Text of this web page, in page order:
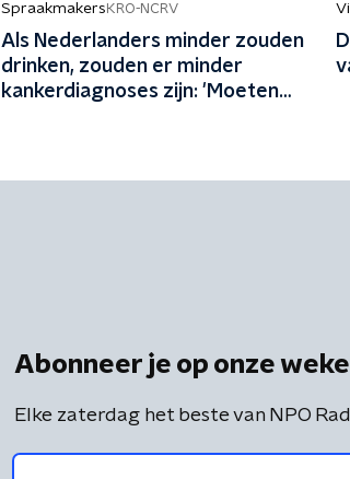
Spraakmakers KRO-NCRV
Als Nederlanders minder zouden
drinken, zouden er minder
kankerdiagnoses zijn: 'Moeten
Abonneer je op onze
Elke zaterdag het beste van NPO